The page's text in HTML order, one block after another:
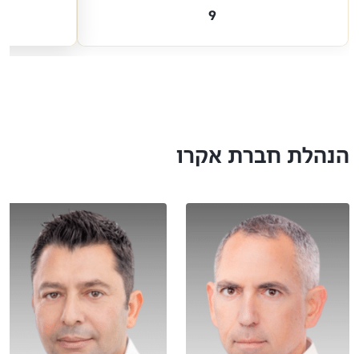
9
הנהלת חברת אקרו